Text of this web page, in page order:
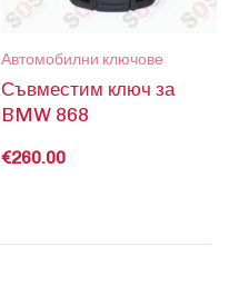
Автомобилни ключове
Съвместим ключ за
BMW 868
€260.00